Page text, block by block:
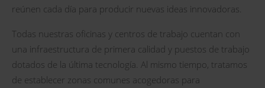
reúnen cada día para producir nuevas ideas innovadoras.
Todas nuestras oficinas y centros de trabajo cuentan con
una infraestructura de primera calidad y puestos de trabajo
dotados de la última tecnología. Al mismo tiempo, tratamos
de establecer zonas comunes acogedoras para